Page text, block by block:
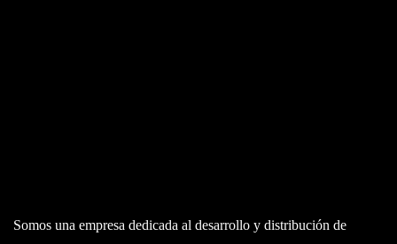
Somos una empresa dedicada al desarrollo y distribución de